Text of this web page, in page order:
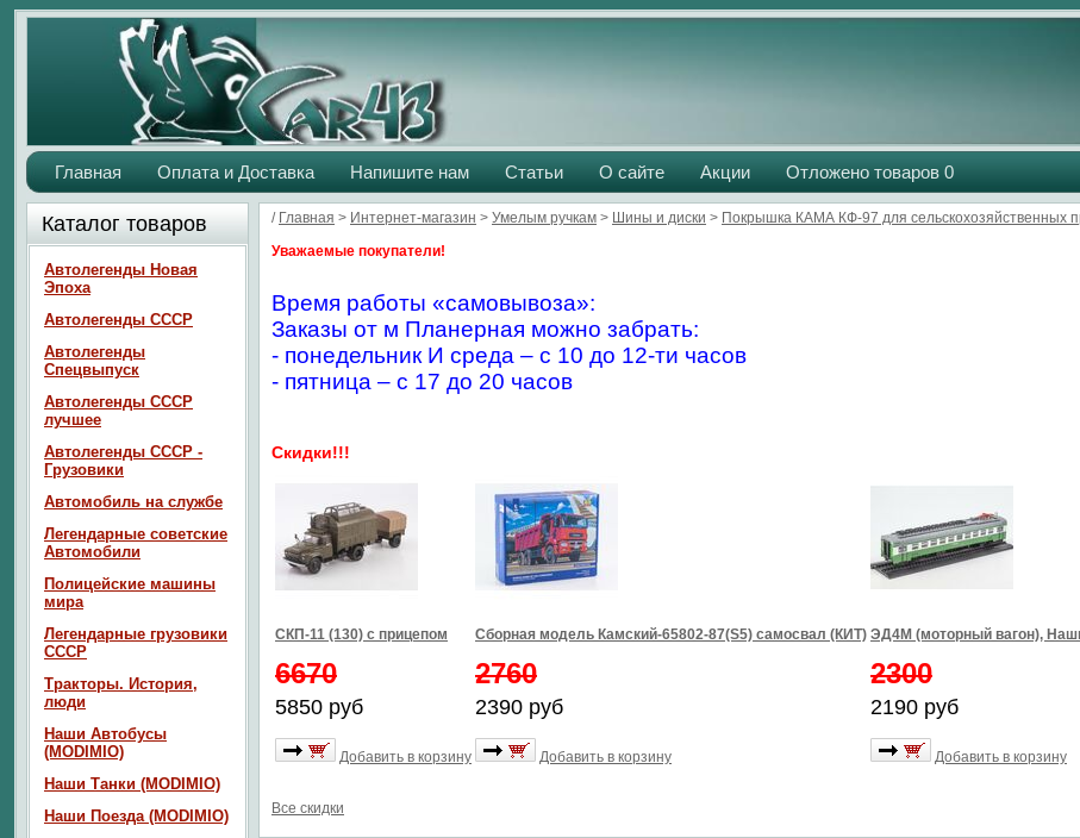
Главная Оплата и Доставка Напишите нам Статьи О сайте Акции Отложено товаров 0
/ Главная > Интернет-магазин > Умелым ручкам > Шины и диски > Покрышка КАМА КФ-97 для сельскохозяйственных
Уважаемые покупатели!
Время работы «самовывоза»:
Заказы от м Планерная можно забрать:
- понедельник И среда – с 10 до 12-ти часов
- пятница – с 17 до 20 часов
Скидки!!!
СКП-11 (130) с прицепом
6670
5850 руб
Добавить в корзину
Сборная модель Камский-65802-87(S5) самосвал (КИТ)
2760
2390 руб
Добавить в корзину
ЭД4М (моторный вагон),
2300
2190 руб
Добавить в корзину
Все скидки
Каталог товаров
Автолегенды Новая
Эпоха
Автолегенды СССР
Автолегенды
Спецвыпуск
Автолегенды СССР
лучшее
Автолегенды СССР -
Грузовики
Автомобиль на службе
Легендарные советские
Автомобили
Полицейские машины
мира
Легендарные грузовики
СССР
Тракторы. История,
люди
Наши Автобусы
(MODIMIO)
Наши Танки (MODIMIO)
Наши Поезда (MODIMIO)